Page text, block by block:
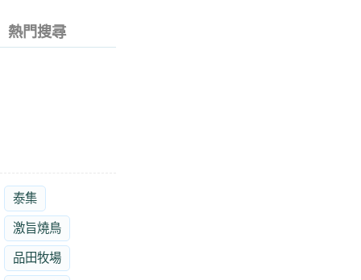
熱門搜尋
泰集
激旨燒鳥
品田牧場